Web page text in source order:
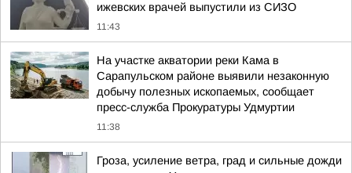
ижевских врачей выпустили из СИЗО
11:43
На участке акватории реки Кама в
Сарапульском районе выявили незаконную
добычу полезных ископаемых, сообщает
пресс-служба Прокуратуры Удмуртии
11:38
Гроза, усиление ветра, град и сильные дожди